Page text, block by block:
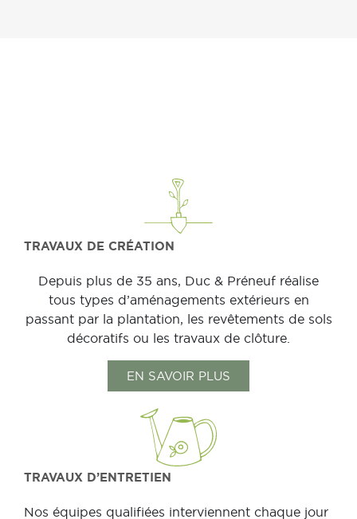
TRAVAUX DE CRÉATION
Depuis plus de 35 ans, Duc & Préneuf réalise
tous types d’aménagements extérieurs en
passant par la plantation, les revêtements de sols
décoratifs ou les travaux de clôture.
EN SAVOIR PLUS
TRAVAUX D’ENTRETIEN
Nos équipes qualifiées interviennent chaque jour